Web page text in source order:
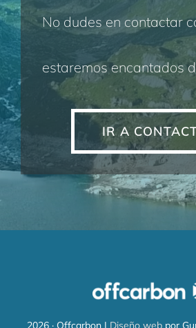
NOTICIAS
CONTACTO
No dudes en contactar
estaremos encantados
IR A
2026 · Offcarbon | Diseño web por